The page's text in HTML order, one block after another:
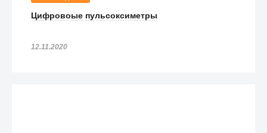
Цифровоые пульсоксиметры
12.11.2020